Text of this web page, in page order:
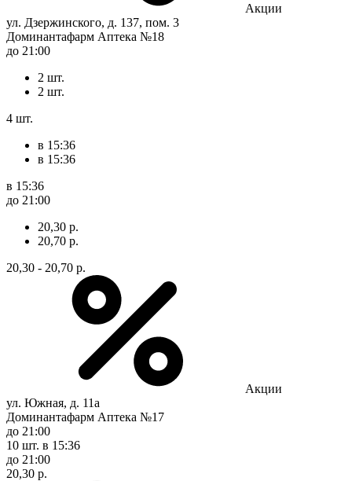
Акции
ул. Дзержинского, д. 137, пом. 3
Доминантафарм Аптека №18
до 21:00
2 шт.
2 шт.
4 шт.
в 15:36
в 15:36
в 15:36
до 21:00
20,30 р.
20,70 р.
20,30 - 20,70 р.
Акции
ул. Южная, д. 11а
Доминантафарм Аптека №17
до 21:00
10 шт. в 15:36
до 21:00
20,30 р.